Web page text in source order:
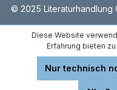
© 2025 Literaturhandlung
Diese Website
Erfahrung bieten
Nur technisch